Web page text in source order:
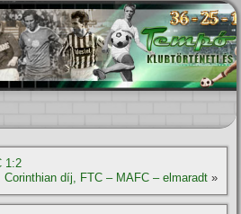
1:2
Corinthian dí­j, FTC – MAFC – elmaradt»